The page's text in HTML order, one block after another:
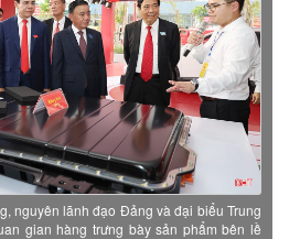
nguyên lãnh đạo Đảng và đại biểu Trung
gian hàng trưng bày sản phẩm bên lề